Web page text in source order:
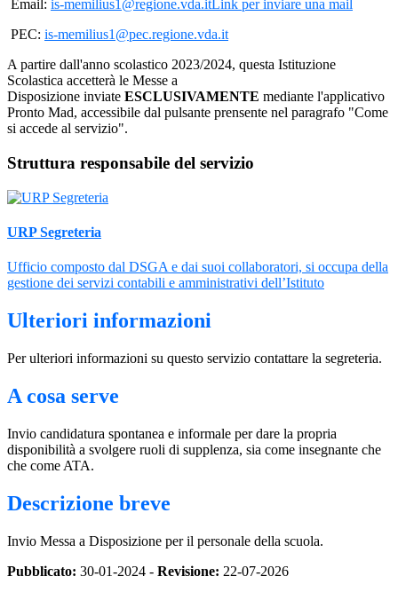
Email: is-memilius1@regione.vda.it Link per inviare una mail
PEC: is-memilius1@pec.regione.vda.it
A partire dall'anno scolastico 2023/2024, questa Istituzione
Scolastica accetterà le Messe a
Disposizione inviate ESCLUSIVAMENTE mediante l'applicativo
Pronto Mad, accessibile dal pulsante prensente nel paragrafo "Come
si accede al servizio".
Struttura responsabile del servizio
URP Segreteria
Ufficio composto dal DSGA e dai suoi collaboratori, si occupa della
gestione dei servizi contabili e amministrativi dell’Istituto
Ulteriori informazioni
Per ulteriori informazioni su questo servizio contattare la segreteria.
A cosa serve
Invio candidatura spontanea e informale per dare la propria
disponibilità a svolgere ruoli di supplenza, sia come insegnante che
che come ATA.
Descrizione breve
Invio Messa a Disposizione per il personale della scuola.
Pubblicato: 30-01-2024 - Revisione: 22-07-2026